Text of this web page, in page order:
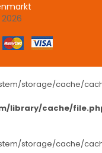
slot gacor
storage/cache/
library/cache/
storage/cache/